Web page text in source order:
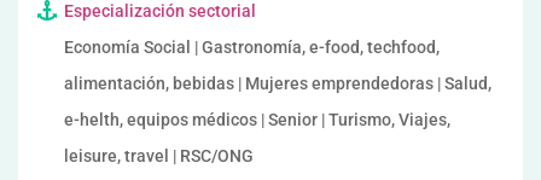
Especialización sectorial
Economía Social | Gastronomía, e-food, techfood,
alimentación, bebidas | Mujeres emprendedoras | Salud,
e-helth, equipos médicos | Senior | Turismo, Viajes,
leisure, travel | RSC/ONG